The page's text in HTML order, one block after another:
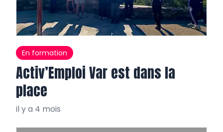
En formation
Activ’Emploi Var est dans la
place
il y a 4 mois